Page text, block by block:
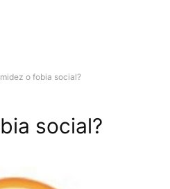
o fobia social?
social?